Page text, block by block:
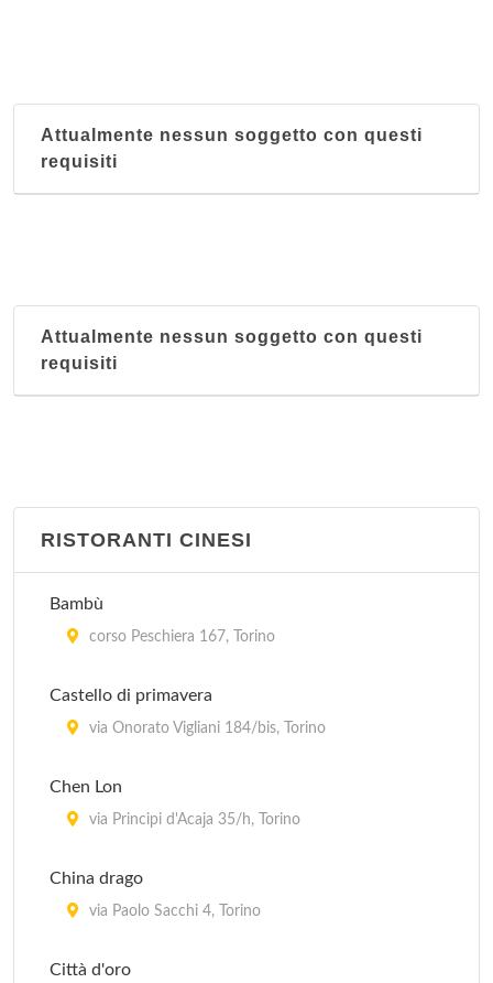
piazza della Repubblica 24, Torino
Attualmente nessun soggetto con questi
requisiti
Attualmente nessun soggetto con questi
requisiti
RISTORANTI CINESI
Bambù
corso Peschiera 167, Torino
Castello di primavera
via Onorato Vigliani 184/bis, Torino
Chen Lon
via Principi d'Acaja 35/h, Torino
China drago
via Paolo Sacchi 4, Torino
Città d'oro